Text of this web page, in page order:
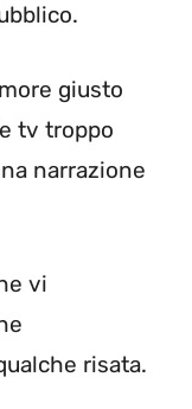
giusto
tv troppo
narrazione
vi
risata.